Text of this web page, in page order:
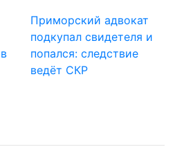
Приморский адвокат
подкупал свидетеля и
попался: следствие
ведёт СКР